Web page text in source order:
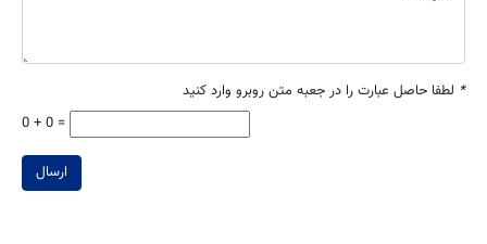
* لطفا حاصل عبارت را در جعبه متن روبرو وارد کنید
0 + 0 =
ارسال